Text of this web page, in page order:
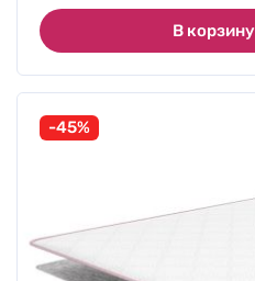
В корзину
-45%